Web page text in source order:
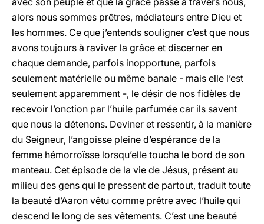
alors nous sommes prêtres, médiateurs entre Dieu et
les hommes. Ce que j’entends souligner c’est que nous
avons toujours à raviver la grâce et discerner en
chaque demande, parfois inopportune, parfois
seulement matérielle ou même banale - mais elle l’est
seulement apparemment -, le désir de nos fidèles de
recevoir l’onction par l’huile parfumée car ils savent
que nous la détenons. Deviner et ressentir, à la manière
du Seigneur, l’angoisse pleine d’espérance de la
femme hémorroïsse lorsqu’elle toucha le bord de son
manteau. Cet épisode de la vie de Jésus, présent au
milieu des gens qui le pressent de partout, traduit toute
la beauté d’Aaron vêtu comme prêtre avec l’huile qui
descend le long de ses vêtements. C’est une beauté